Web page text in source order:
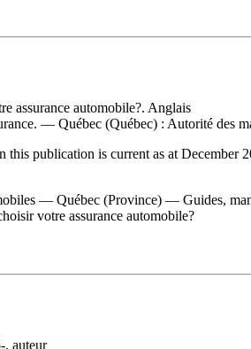
assurance automobile?. Anglais
. — Québec (Québec) : Autorité des
publication is current as at
— Québec (Province) — Guides,
votre assurance automobile?
, auteur